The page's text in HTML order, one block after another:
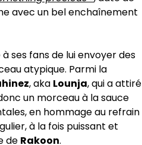
avec un bel enchaînement
ses fans de lui envoyer des
atypique. Parmi la
, aka Lounja, qui a attiré
un morceau à la sauce
en hommage au refrain
à la fois puissant et
de Rakoon.